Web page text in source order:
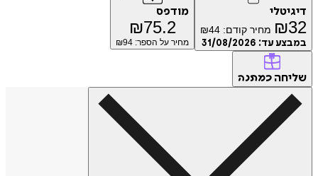
דיגיטלי
₪32 מחיר קודם: ₪44
במבצע עד: 31/08/2026
מודפס
₪75.2
מחיר על הספר: ₪ 94
שליחה כמתנה